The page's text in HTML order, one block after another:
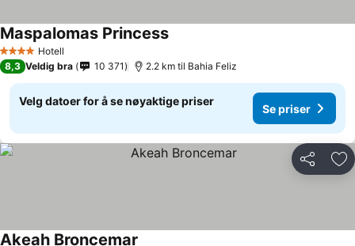
4 StjernerHotell
Maspalomas PrincessSe priser
8,3 Veldig bra 10 371 2.2 km til Bahia Feliz
Velg datoer for å se nøyaktige priser
Se priser
Del
Akeah Broncemar